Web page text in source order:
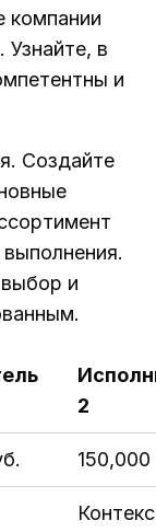
компании
Узнайте, в
и
Создайте
и
2